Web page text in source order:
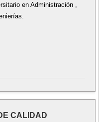
en Administración ,
CALIDAD